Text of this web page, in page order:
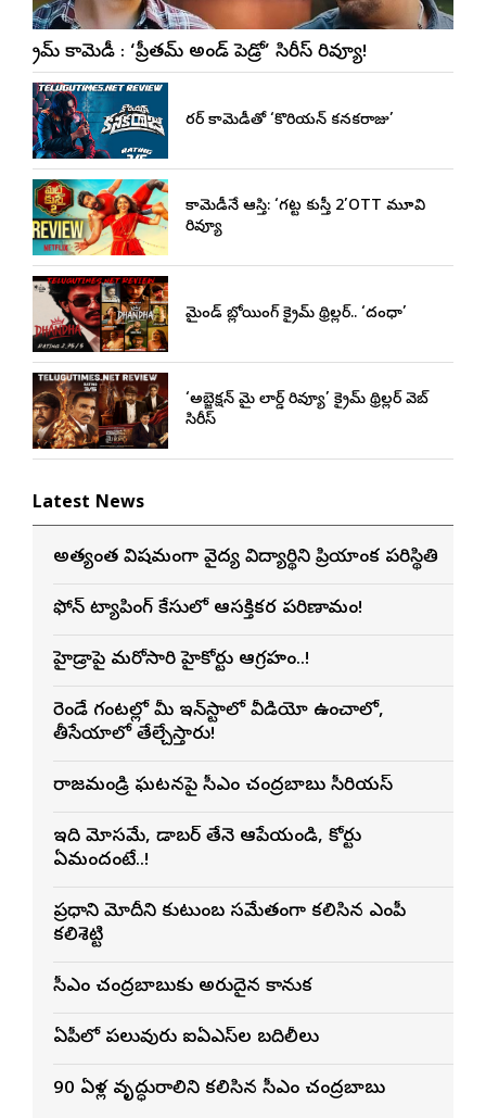
క్రైమ్ కామెడీ : ‘ప్రీతమ్ అండ్ పెడ్రో’ సిరీస్ రివ్యూ!
హారర్ కామెడీతో ‘కొరియన్ కనకరాజు’
కామెడీనే ఆస్తి: ‘గట్ట కుస్తీ 2’OTT మూవి
రివ్యూ
మైండ్ బ్లోయింగ్ క్రైమ్ థ్రిల్లర్.. ‘దంధా’
‘అబ్జెక్ష‌న్ మై లార్డ్ రివ్యూ’ క్రైమ్ థ్రిల్ల‌ర్ వెబ్
సిరీస్
Latest News
అత్యంత విషమంగా వైద్య విద్యార్థిని ప్రియాంక పరిస్థితి
ఫోన్ ట్యాపింగ్ కేసులో ఆసక్తికర పరిణామం!
హైడ్రాపై మరోసారి హైకోర్టు ఆగ్రహం..!
రెండే గంటల్లో మీ ఇన్‌స్టాలో వీడియో ఉంచాలో,
తీసేయాలో తేల్చేస్తారు!
రాజమండ్రి ఘటనపై సీఎం చంద్రబాబు సీరియస్
ఇది మోసమే, డాబర్‌ తేనె ఆపేయండి, కోర్టు
ఏమందంటే..!
ప్రధాని మోదీని కుటుంబ సమేతంగా కలిసిన ఎంపీ
కలిశెట్టి
సీఎం చంద్రబాబుకు అరుదైన కానుక
ఏపీలో పలువురు ఐఏఎస్‌ల బదిలీలు
90 ఏళ్ల వృద్ధురాలిని కలిసిన సీఎం చంద్రబాబు